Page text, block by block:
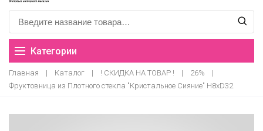
Категории
Распродажа
Главная | Каталог | ! СКИДКА НА ТОВАР ! | 26%
|
Фруктовница из Плотного стекла "Кристальное Сияние" H8xD32